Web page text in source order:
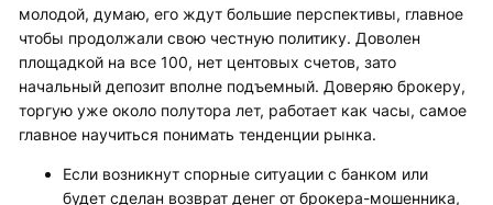
молодой, думаю, его ждут большие перспективы, главное
чтобы продолжали свою честную политику. Доволен
площадкой на все 100, нет центовых счетов, зато
начальный депозит вполне подъемный. Доверяю брокеру,
торгую уже около полутора лет, работает как часы, самое
главное научиться понимать тенденции рынка.
Если возникнут спорные ситуации с банком или
будет сделан возврат денег от брокера-мошенника,